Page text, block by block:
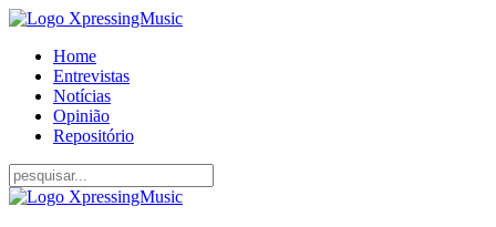
Home
Entrevistas
Notícias
Opinião
Repositório